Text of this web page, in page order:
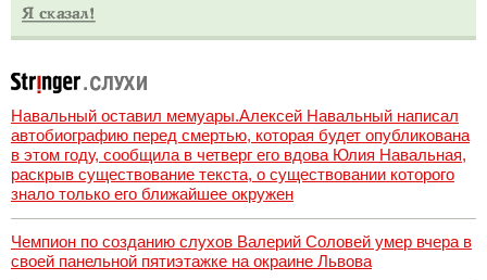
Навальный оставил мемуары.Алексей Навальный написал
автобиографию перед смертью, которая будет опубликована
в этом году, сообщила в четверг его вдова Юлия Навальная,
раскрыв существование текста, о существовании которого
знало только его ближайшее окружен
Чемпион по созданию слухов Валерий Соловей умер вчера в
своей панельной пятиэтажке на окраине Львова